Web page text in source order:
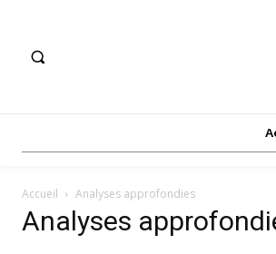
Accueil Analyses approfondies
Analyses